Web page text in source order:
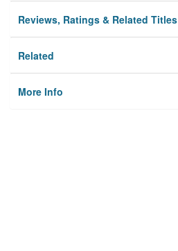
Reviews, Ratings & Related Titles
Related
More Info